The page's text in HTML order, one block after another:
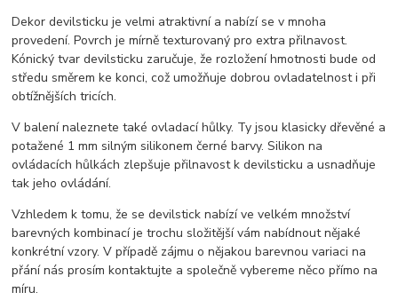
Dekor devilsticku je velmi atraktivní a nabízí se v mnoha
provedení. Povrch je mírně texturovaný pro extra přilnavost.
Kónický tvar devilsticku zaručuje, že rozložení hmotnosti bude od
středu směrem ke konci, což umožňuje dobrou ovladatelnost i při
obtížnějších tricích.
V balení naleznete také ovladací hůlky. Ty jsou klasicky dřevěné a
potažené 1 mm silným silikonem černé barvy. Silikon na
ovládacích hůlkách zlepšuje přilnavost k devilsticku a usnadňuje
tak jeho ovládání.
Vzhledem k tomu, že se devilstick nabízí ve velkém množství
barevných kombinací je trochu složitější vám nabídnout nějaké
konkrétní vzory. V případě zájmu o nějakou barevnou variaci na
přání nás prosím kontaktujte a společně vybereme něco přímo na
míru.